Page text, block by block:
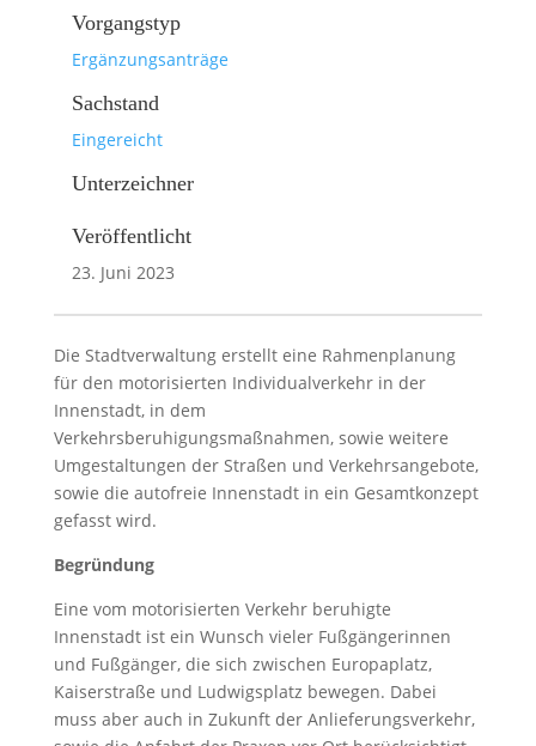
Vorgangstyp
Ergänzungsanträge
Sachstand
Eingereicht
Unterzeichner
Veröffentlicht
23. Juni 2023
Die Stadtverwaltung erstellt eine Rahmenplanung
für den motorisierten Individualverkehr in der
Innenstadt, in dem
Verkehrsberuhigungsmaßnahmen, sowie weitere
Umgestaltungen der Straßen und Verkehrsangebote,
sowie die autofreie Innenstadt in ein Gesamtkonzept
gefasst wird.
Begründung
Eine vom motorisierten Verkehr beruhigte
Innenstadt ist ein Wunsch vieler Fußgängerinnen
und Fußgänger, die sich zwischen Europaplatz,
Kaiserstraße und Ludwigsplatz bewegen. Dabei
muss aber auch in Zukunft der Anlieferungsverkehr,